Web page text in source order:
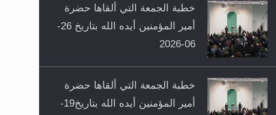
خطبة الجمعة التي ألقاها حضرة
أمير المؤمنين أيده الله بتاريخ 26-
06-2026
خطبة الجمعة التي ألقاها حضرة
أمير المؤمنين أيده الله بتاريخ19-